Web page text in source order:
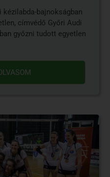
bajnokságban
címvédő Győri Audi
győzni tudott egyetlen